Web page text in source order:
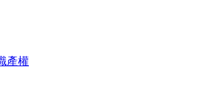
產權